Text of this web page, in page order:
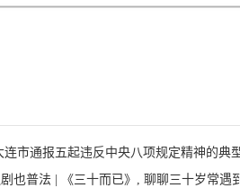
连市通报五起违反中央八项规定精神的典
也普法 | 《三十而已》, 聊聊三十岁常遇